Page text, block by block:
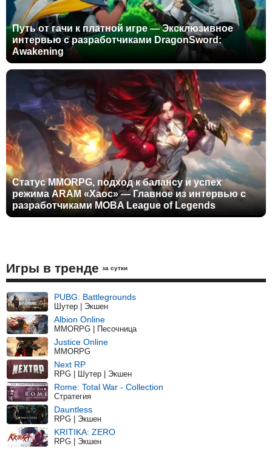
Путь от гачи к платной игре — Эксклюзивное
интервью с разработчиками DragonSword:
Awakening
Статус MMORPG, подход к балансу и успех
режима ARAM «Хаос» — Главное из интервью с
разработчиками MOBA League of Legends
Игры в тренде за сутки
PUBG: Battlegrounds
Шутер | Экшен
Albion Online
MMORPG | Песочница
Justice Online
MMORPG
Next RP
RPG | Шутер | Экшен
Rome: Total War - Collection
Стратегия
Dauntless
RPG | Экшен
KRITIKA: ZERO
RPG | Экшен